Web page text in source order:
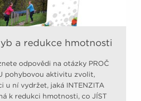
a redukce hmotnosti
odpovědi na otázky PROČ
pohybovou aktivitu zvolit,
u ní vydržet, jaká INTENZITA
k redukci hmotnosti, co JÍST